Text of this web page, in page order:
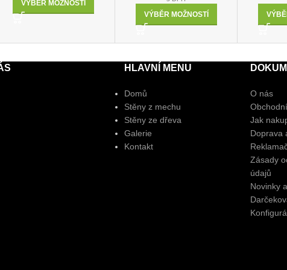
VÝBĚR MOŽNOSTÍ
VÝBĚR MOŽNOSTÍ
HLAVNÍ MENU
Domů
Stěny z mechu
Stěny ze dřeva
Galerie
Kontakt
O nás
Jak
Doprava
Zásady
údajů
Novinky